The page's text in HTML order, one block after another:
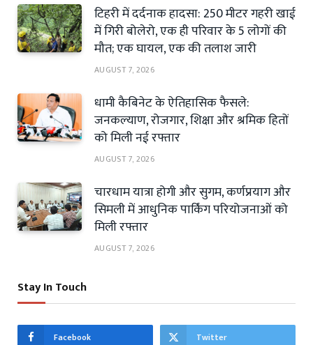
टिहरी में दर्दनाक हादसा: 250 मीटर गहरी खाई
में गिरी बोलेरो, एक ही परिवार के 5 लोगों की
मौत; एक घायल, एक की तलाश जारी
AUGUST 7, 2026
धामी कैबिनेट के ऐतिहासिक फैसले:
जनकल्याण, रोजगार, शिक्षा और श्रमिक हितों
को मिली नई रफ्तार
AUGUST 7, 2026
चारधाम यात्रा होगी और सुगम, कर्णप्रयाग और
सिमली में आधुनिक पार्किंग परियोजनाओं को
मिली रफ्तार
AUGUST 7, 2026
Stay In Touch
Facebook Twitter